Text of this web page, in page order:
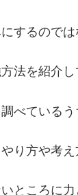
するので
法を紹介
べている
り方や考
ところに